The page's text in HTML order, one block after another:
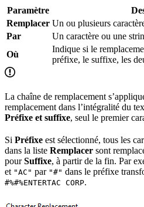
Paramètre
Remplacer Un ou plusieurs
Par
Un caractère ou une
Où
Indique si le
préfixe, le suffixe, les
La chaîne de remplacement
remplacement dans l’intégralité du
Préfixe et suffixe, seul le premier
Si Préfixe est sélectionné, tous les
dans la liste Remplacer sont
pourSuffixe, à partir de la fin. Par
et "AC" par "#" dans le préfixe
#%#%ENTERTAC CORP.